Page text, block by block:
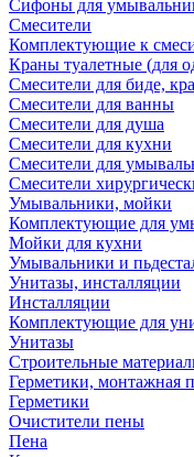
Сифоны для
Смесители
Комплектующие к
Краны туалетные (для
Смесители для биде,
Смесители для ванны
Смесители для душа
Смесители для кухни
Смесители для
Смесители
Умывальники, мойки
Комплектующие для
Мойки для кухни
Умывальники и
Унитазы, инсталляции
Инсталляции
Комплектующие для
Унитазы
Строительные
Герметики, монтажная
Герметики
Очистители пены
Пена